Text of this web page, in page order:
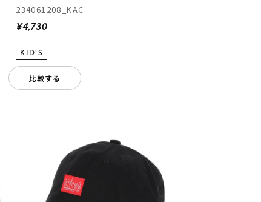
234061208_KAC
¥4,730
比較する